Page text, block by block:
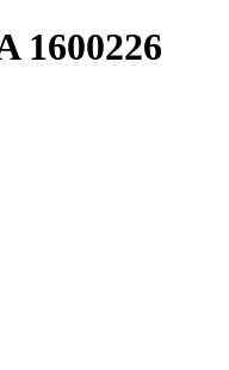
1600226